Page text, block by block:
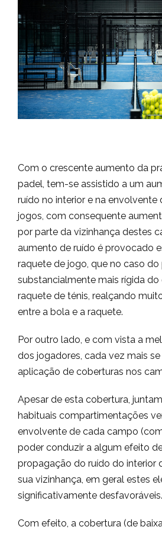
Com o crescente aumento da
padel, tem-se assistido a um
ruído no interior e na
jogos, com consequente
por parte da vizinhança destes
aumento de ruído é provocado
raquete de jogo, que no caso do
substancialmente mais rígida
raquete de ténis, realçando
entre a bola e a raquete.
Por outro lado, e com vista a
dos jogadores, cada vez mais
aplicação de coberturas nos
Apesar de esta cobertura,
habituais compartimentações
envolvente de cada campo
poder conduzir a algum efeito
propagação do ruído do interior
sua vizinhança, em geral estes
significativamente desfavoráveis.
Com efeito, a cobertura (de